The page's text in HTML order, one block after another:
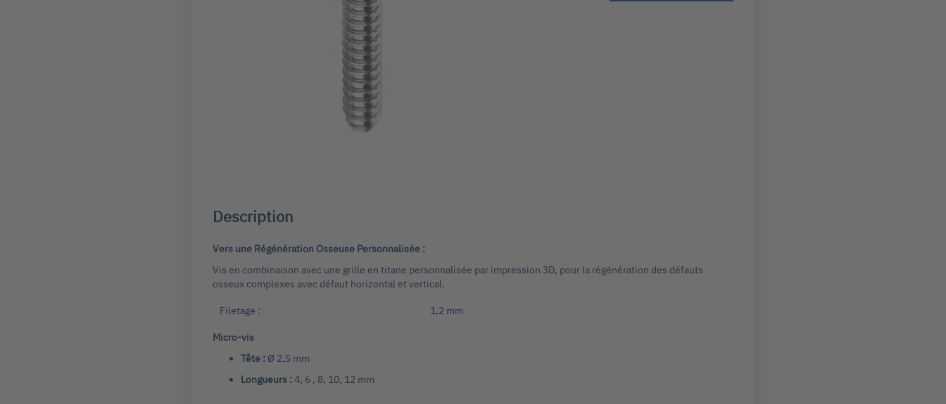
la
d’images
Description
Vers une Régénération Osseuse Personnalisée :
Vis en combinaison avec une grille en titane personnalisée par impression 3D, pour la régénération des défauts
osseux complexes avec défaut horizontal et vertical.
Filetage : 1,2 mm
Micro-vis
Tête : Ø 2,5 mm
Longueurs :4, 6 , 8, 10, 12 mm